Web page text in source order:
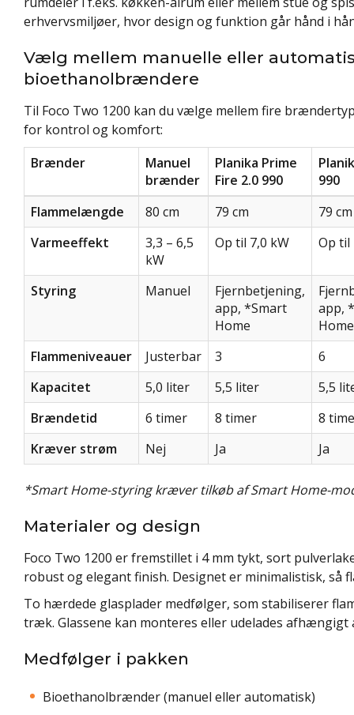
erhvervsmiljøer, hvor design og funktion går hånd i
Vælg mellem manuelle eller
bioethanolbrændere
Til Foco Two 1200 kan du vælge mellem fire
for kontrol og komfort:
Brænder
Manuel
brænder
Planika Prime
Fire 2.0 990
990
Flammelængde
80 cm 79 cm
79 cm
Varmeeffekt
3,3 – 6,5
kW
Op til 7,0 kW Op til
Styring Manuel
Fjernbetjening,
app, *Smart
Home
app,
Home
Flammeniveauer
Justerbar 3
6
Kapacitet
5,0 liter 5,5 liter
5,5
Brændetid
6 timer 8 timer
8
Kræver strøm
Nej Ja Ja
*Smart Home-styring kræver tilkøb af Smart Home-
Materialer og design
Foco Two 1200 er fremstillet i 4 mm tykt, sort
robust og elegant finish. Designet er minimalistisk, så
To hærdede glasplader medfølger, som stabiliserer
træk. Glassene kan monteres eller udelades
Medfølger i pakken
Bioethanolbrænder (manuel eller automatisk)